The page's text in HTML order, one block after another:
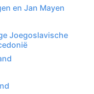
en Jan Mayen
Joegoslavische